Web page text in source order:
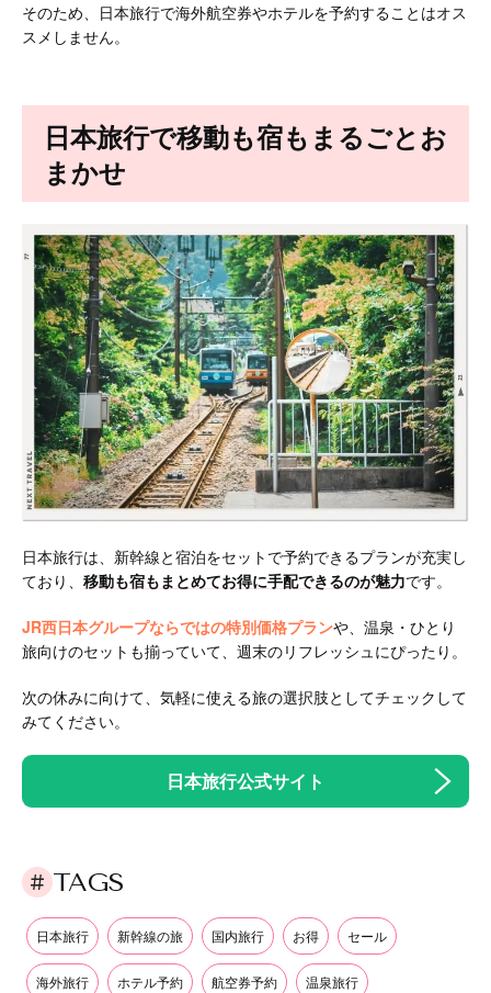
そのため、日本旅行で海外航空券やホテルを予約することはオス
スメしません。
日本旅行で移動も宿もまるごとお
まかせ
日本旅行は、新幹線と宿泊をセットで予約できるプランが充実し
ており、 移動も宿もまとめてお得に手配できるのが魅力です。
JR西日本グループならではの特別価格プランや、温泉・ひとり
旅向けのセットも揃っていて、週末のリフレッシュにぴったり。
次の休みに向けて、気軽に使える旅の選択肢としてチェックして
みてください。
日本旅行公式サイト
TAGS
日本旅行 新幹線の旅 国内旅行 お得 セール
海外旅行 ホテル予約 航空券予約 温泉旅行